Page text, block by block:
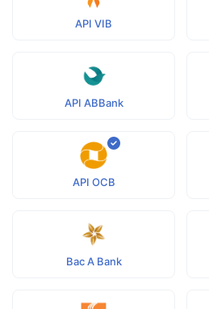
API VIB
API ABBank
API OCB
Bac A Bank